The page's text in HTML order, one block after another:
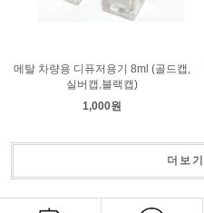
메탈 차량용 디퓨저용기 8ml (골드캡,
실버캡,블랙캡)
1,000원
더보기